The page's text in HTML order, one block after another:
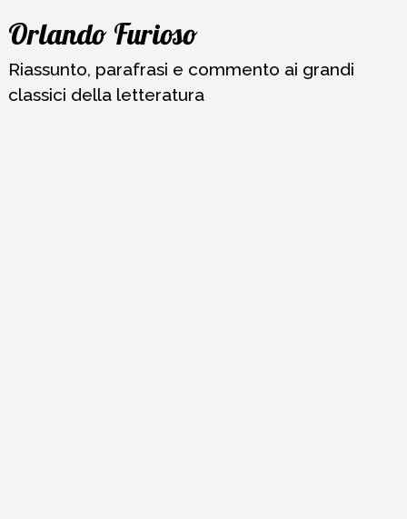
Vai
contenuto
Orlando Furioso
Riassunto, parafrasi e commento ai grandi
classici della letteratura